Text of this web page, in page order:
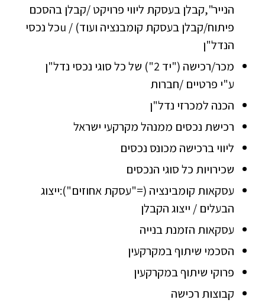
בלוג – מאמרים
יצירת קשר
הנייר",קבלן בעסקת ליווי פרויקט /קבלן בהסכם
פיתוח/קבלן בעסקת קומבנציה ועוד) / uכל נכסי
הנדל"ן
מכר/רכישה ("יד 2") של כל סוגי נכסי נדל"ן
ע"י פרטיים /חברות
הכנה למכרזי נדל"ן
רכישת נכסים ממנהל מקרקעי ישראל
ליווי ברכישה מכונס נכסים
שכירויות כל סוגי הנכסים
עסקאות קומבינציה (="עסקת אחוזים"):ייצוג
הבעלים / ייצוג הקבלן
עסקאות הזמנת בנייה
הסכמי שיתוף במקרקעין
פרוקי שיתוף במקרקעין
קבוצות רכישה